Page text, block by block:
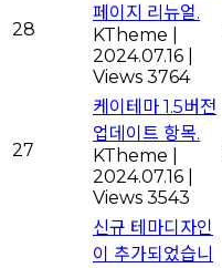
28
페이지 리뉴얼.
KTheme
2024.07.16
Views 3764
27
케이테마 1.5버전
업데이트 항목.
KTheme
2024.07.16
Views 3543
신규 테마디자인
이 추가되었습니